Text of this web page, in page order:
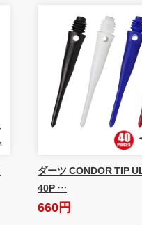
ダーツ CONDOR TIP
40P …
660円